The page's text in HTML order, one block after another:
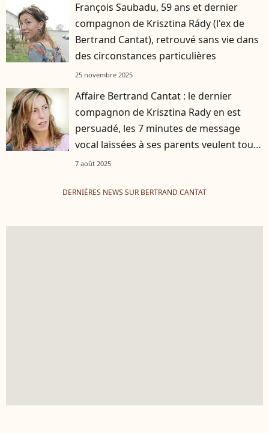
François Saubadu, 59 ans et dernier
compagnon de Krisztina Rády (l'ex de
Bertrand Cantat), retrouvé sans vie dans
des circonstances particulières
25 novembre 2025
Affaire Bertrand Cantat : le dernier
compagnon de Krisztina Rady en est
persuadé, les 7 minutes de message
vocal laissées à ses parents veulent tout
dire
7 août 2025
DERNIÈRES NEWS SUR BERTRAND CANTAT